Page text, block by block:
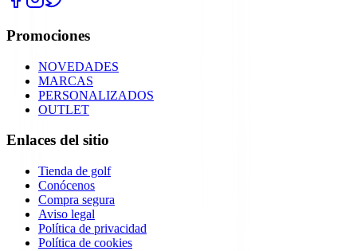
Promociones
NOVEDADES
MARCAS
PERSONALIZADOS
OUTLET
Enlaces del sitio
Tienda de golf
Conócenos
Compra segura
Aviso legal
Política de privacidad
Política de cookies